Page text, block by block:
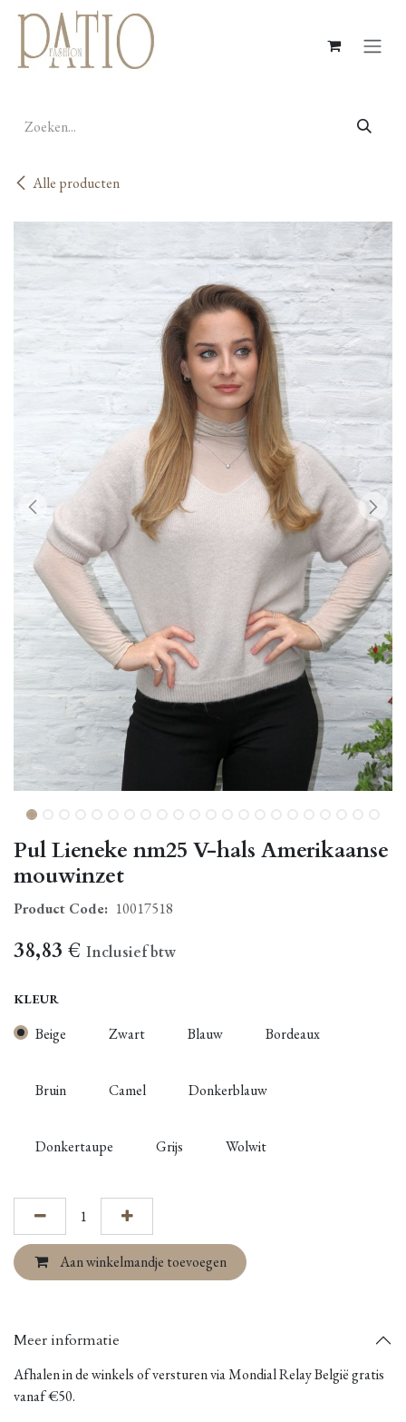
Overslaan naar inhoud
Alle producten
Pul Lieneke nm25 V-hals Amerikaanse
mouwinzet
Product Code: 10017518
38,83 € Inclusief btw
KLEUR
Beige Zwart Blauw Bordeaux
Bruin Camel Donkerblauw
Donkertaupe Grijs Wolwit
Aan winkelmandje toevoegen
Meer informatie
Afhalen in de winkels of versturen via Mondial Relay België gratis
vanaf €50.